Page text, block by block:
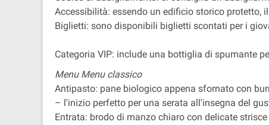
Accessibilità: essendo un edificio storico protetto,
Biglietti: sono disponibili biglietti scontati per i
Categoria VIP: include una bottiglia di spumante
Menu Menu classico
Antipasto: pane biologico appena sfornato con
– l'inizio perfetto per una serata all'insegna del
Entrata: brodo di manzo chiaro con delicate